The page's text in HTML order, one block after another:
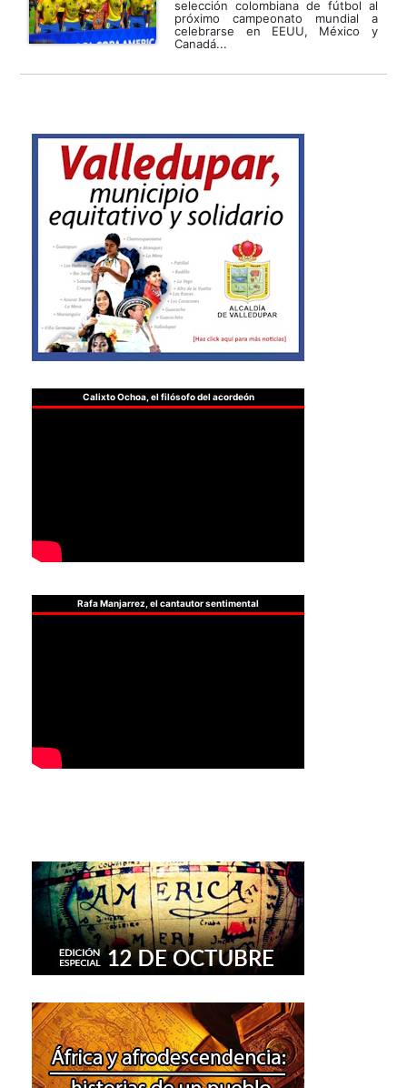
selección colombiana de fútbol al
próximo campeonato mundial a
celebrarse en EEUU, México y
Canadá...
Calixto Ochoa, el filósofo del acordeón
Rafa Manjarrez, el cantautor sentimental